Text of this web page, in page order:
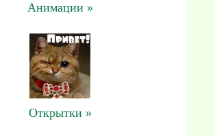
Анимации »
Открытки »